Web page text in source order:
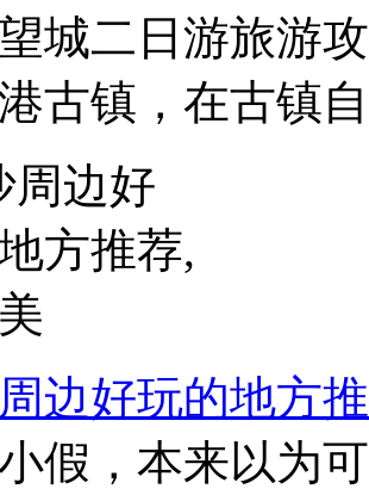
城二日游旅游
古镇，在古镇
边好玩的地方
假，本来以为